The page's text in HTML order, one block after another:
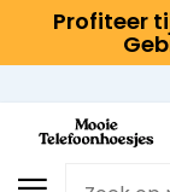
Profiteer